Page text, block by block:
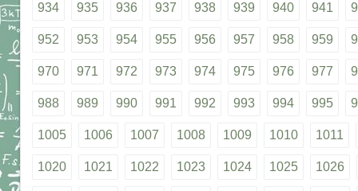
934 935 936 937 938 939 940 941
952 953 954 955 956 957 958 959
970 971 972 973 974 975 976 977
988 989 990 991 992 993 994 995
1005 1006 1007 1008 1009 1010 1011
1020 1021 1022 1023 1024 1025 1026